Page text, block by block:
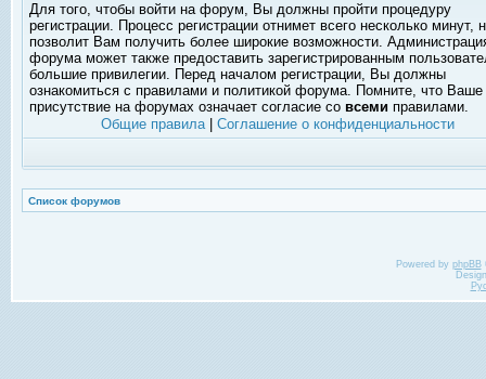
Для того, чтобы войти на форум, Вы должны пройти процедуру
регистрации. Процесс регистрации отнимет всего несколько минут,
позволит Вам получить более широкие возможности.
форума может также предоставить зарегистрированным
большие привилегии. Перед началом регистрации, Вы должны
ознакомиться с правилами и политикой форума. Помните, что Ваше
присутствие на форумах означает согласие со всеми правилами.
Общие правила| Соглашение о конфиденциальности
Список форумов
Powered by phpBB